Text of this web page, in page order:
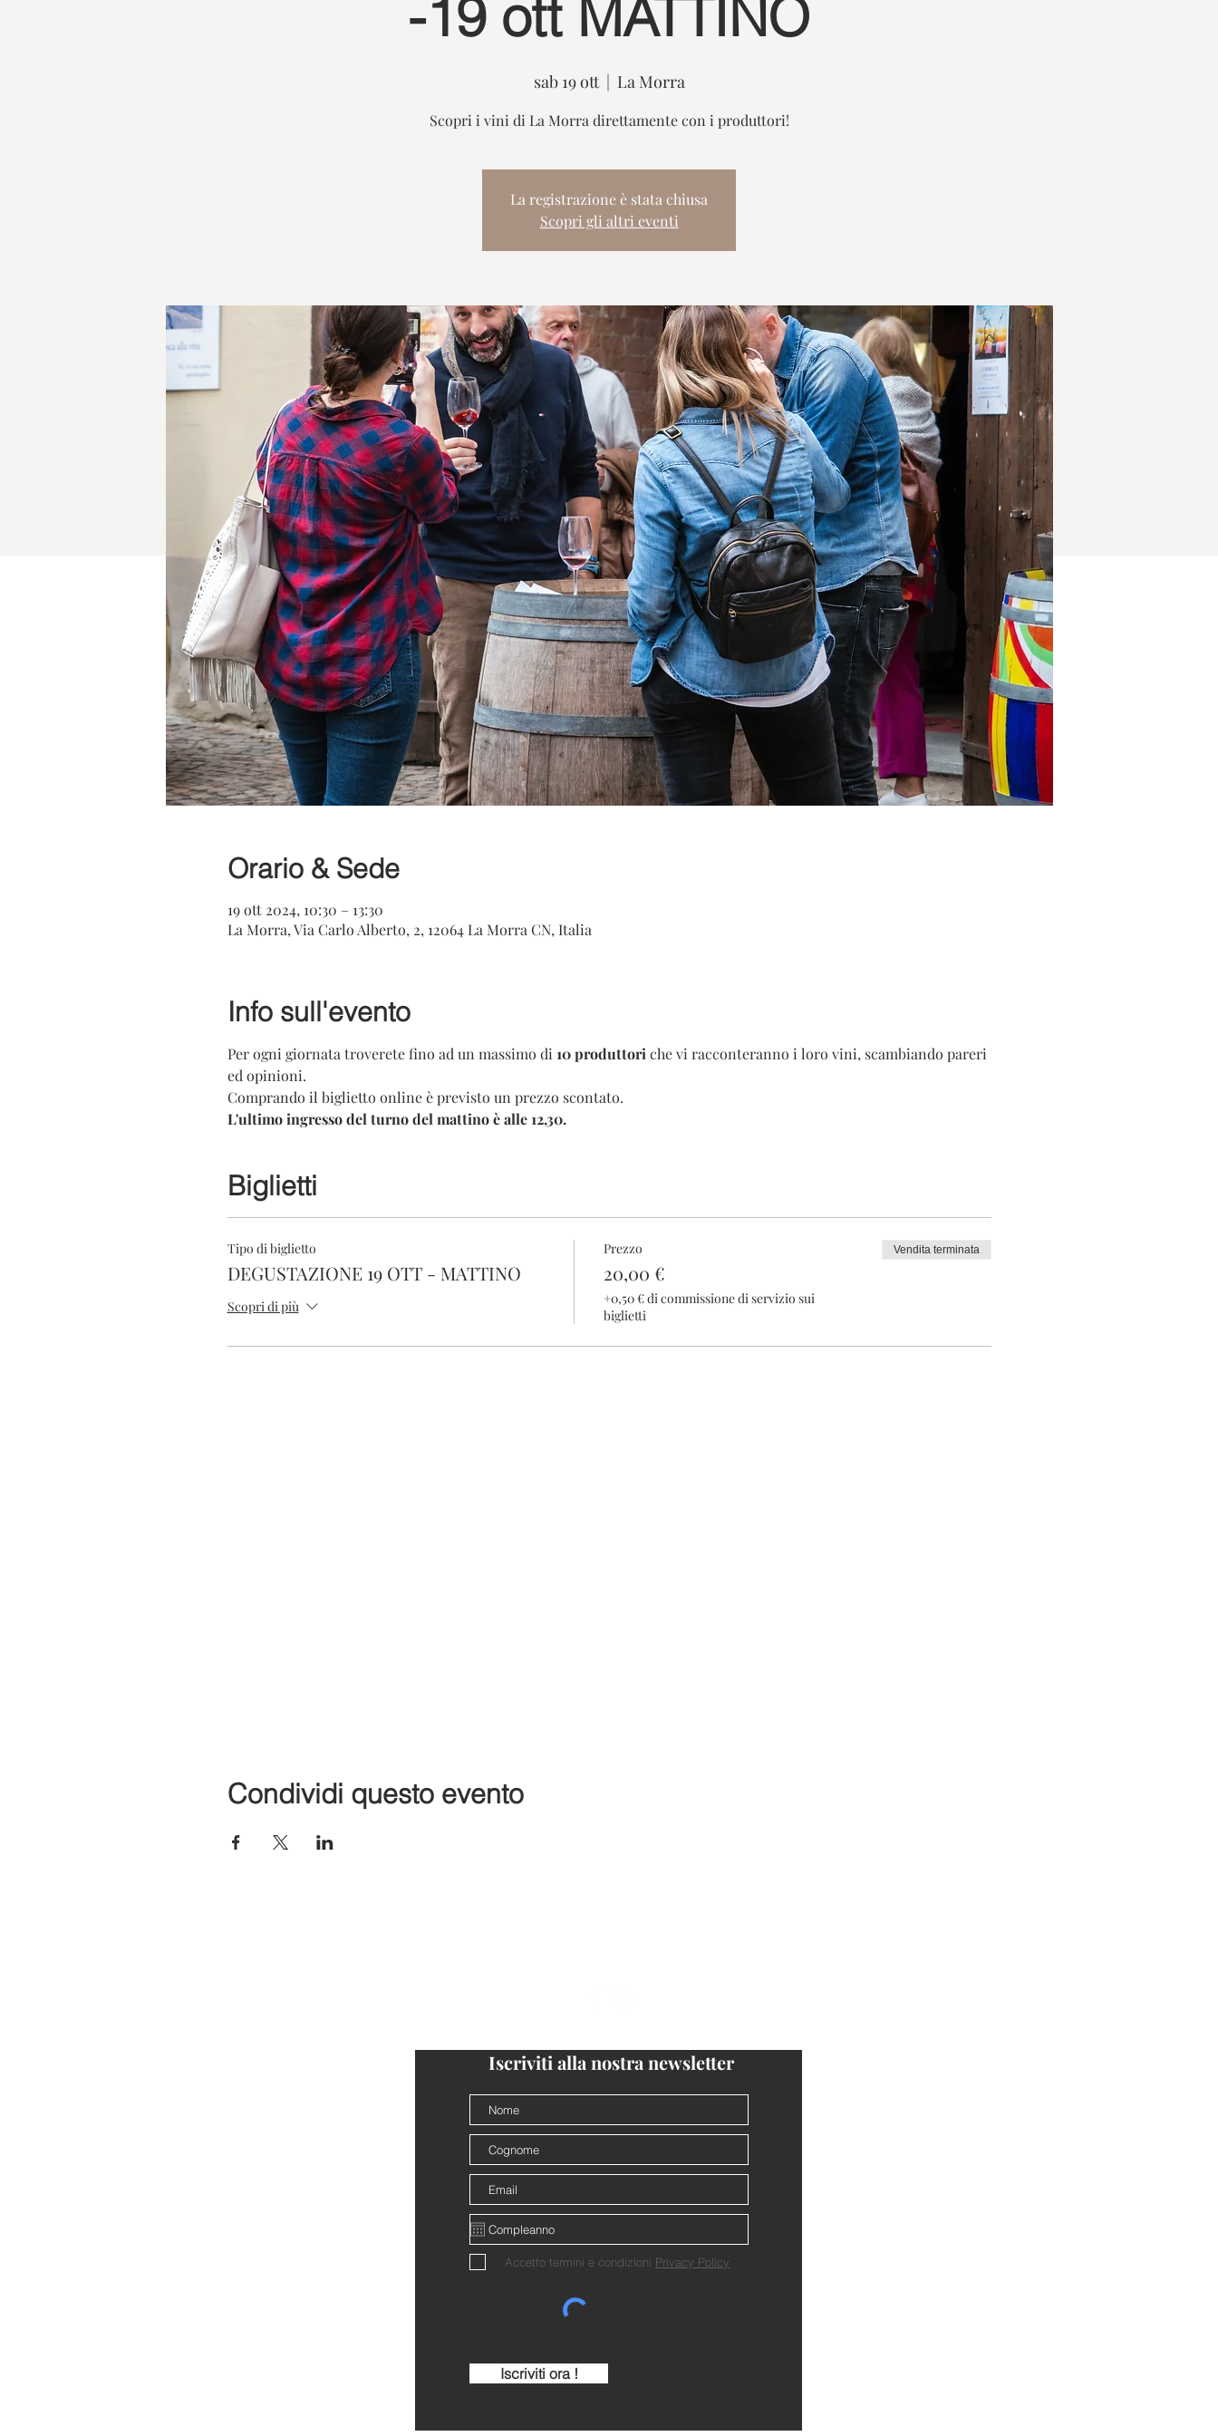
-19 ott MATTINO
sab 19 ott
  |
La Morra
Scopri i vini di La Morra direttamente con i produttori!
La registrazione è stata chiusa
Scopri gli altri eventi
Orario & Sede
19 ott 2024, 10:30 – 13:30
La Morra, Via Carlo Alberto, 2, 12064 La Morra CN, Italia
Info sull'evento
Per ogni giornata troverete fino ad un massimo di 10 produttori che vi racconteranno i loro vini, scambiando pareri
ed opinioni.
Comprando il biglietto online è previsto un prezzo scontato.
L'ultimo ingresso del turno del mattino è alle 12,30.
Biglietti
Tipo di biglietto
DEGUSTAZIONE 19 OTT - MATTINO
Scopri di più
Prezzo
20,00 €
+0,50 € di commissione di servizio sui
biglietti
Vendita terminata
Condividi questo evento
Iscriviti alla nostra newsletter
Accetto termini e condizioni Privacy Policy
Iscriviti ora !